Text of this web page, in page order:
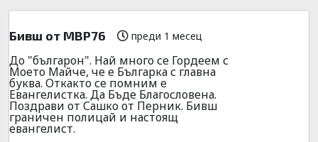
Бивш от МВР76 преди 1 месец
До "българон". Най много се Гордеем с
Моето Майче, че е Българка с главна
буква. Откакто се помним е
Евангелистка. Да Бъде Благословена.
Поздрави от Сашко от Перник. Бивш
граничен полицай и настоящ
евангелист.